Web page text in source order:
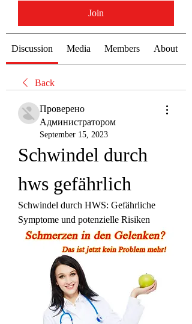
Join
Discussion Media Members About
Back
Проверено
Администратором
September 15, 2023
Schwindel durch
hws gefährlich
Schwindel durch HWS: Gefährliche
Symptome und potenzielle Risiken